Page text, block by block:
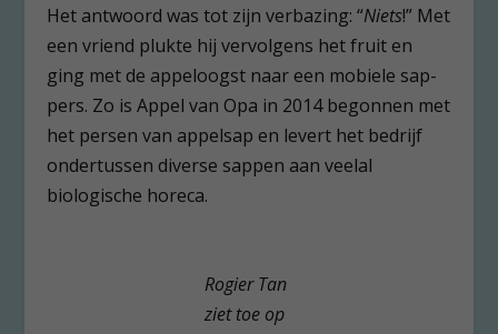
Het antwoord was tot zijn verbazing: “Niets!” Met
een vriend plukte hij vervolgens het fruit en
ging met de appeloogst naar een mobiele sap-
pers. Zo is Appel van Opa in 2014 begonnen met
het persen van appelsap en levert het bedrijf
ondertussen diverse sappen aan veelal
biologische horeca.
Rogier Tan
ziet toe op